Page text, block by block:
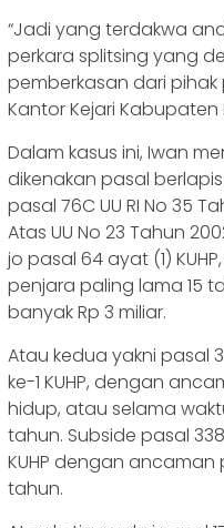
“Jadi yang terdakwa
perkara splitsing yang
pemberkasan dari pihak
Kantor Kejari
Dalam kasus ini, Iwan
dikenakan pasal
pasal 76C UU RI No 35
Atas UU No 23 Tahun
jo pasal 64 ayat (1)
penjara paling lama 15
banyak Rp 3 miliar.
Atau kedua yakni pasal
ke-1 KUHP, dengan
hidup, atau selama
tahun. Subside pasal
KUHP dengan
tahun.